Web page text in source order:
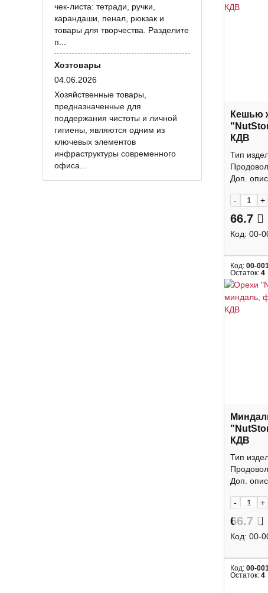
чек-листа: тетради, ручки,
карандаши, пенал, рюкзак и
товары для творчества. Разделите
п...
Хозтовары
04.06.2026
Хозяйственные товары,
предназначенные для
поддержания чистоты и личной
гигиены, являются одним из
ключевых элементов
инфраструктуры современного
офиса...
Кешью
КДВ
Тип
Доп.
- +
66.7
Код: 00-
Код: 00-
Остаток: 4
КДВ
Тип
Доп.
- +
66.7
Код: 00-
Код: 00-
Остаток: 4